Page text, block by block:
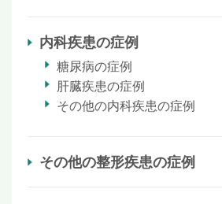
内科疾患の症例
糖尿病の症例
肝臓疾患の症例
その他の内科疾患の症例
その他の整形疾患の症例